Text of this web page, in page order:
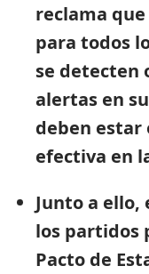
reclama
para todos
se detecten
alertas en
deben estar
efectiva en
Junto a ello,
los partidos
Pacto de